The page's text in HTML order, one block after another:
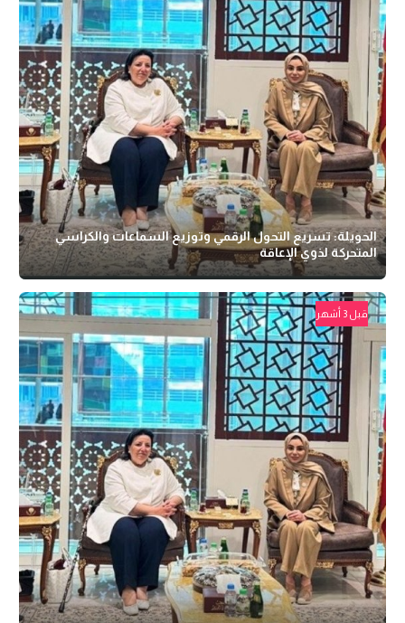
الحويلة: تسريع التحول الرقمي وتوزيع السماعات والكراسي
المتحركة لذوي الإعاقة
قبل 3 أشهر